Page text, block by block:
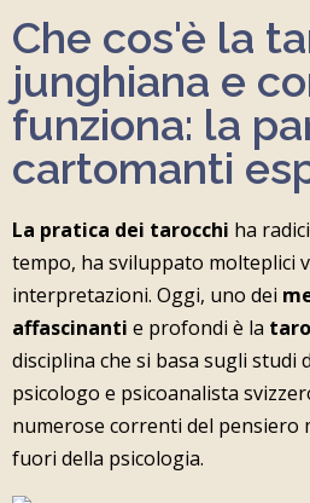
Che cos'è la
junghiana e
funziona: la
cartomanti
La pratica dei tarocchi ha
tempo, ha sviluppato molteplici
interpretazioni. Oggi, uno dei
affascinanti e profondi è la
disciplina che si basa sugli studi
psicologo e psicoanalista
numerose correnti del pensiero
fuori della psicologia.